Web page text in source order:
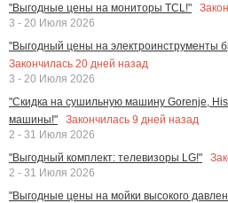
"Выгодные цены на мониторы TCL!"
3 - 20 Июля 2026
"Выгодный цены на электроинструменты
Закончилась 20 дней назад
3 - 20 Июля 2026
"Скидка на сушильную машину Gorenje,
машины!"
Закончилась 9 дней назад
2 - 31 Июля 2026
"Выгодный комплект: телевизоры LG!"
2 - 31 Июля 2026
"Выгодные цены на мойки высокого